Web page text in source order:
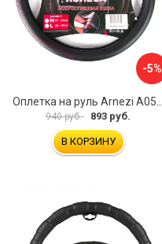
-5%
940 руб. 893 руб.
В КОРЗИНУ